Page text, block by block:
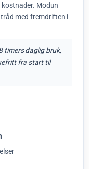
Modun
tråd med fremdriften i
timers daglig bruk,
fra start til